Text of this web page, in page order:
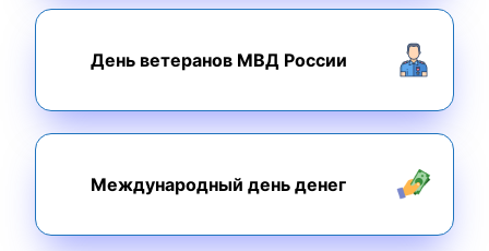
День ветеранов МВД России
Международный день денег